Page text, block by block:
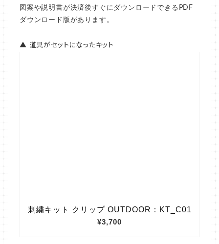
図案や説明書が決済後すぐにダウンロードできるPDF
ダウンロード版があります。
▲ 道具がセットになったキット